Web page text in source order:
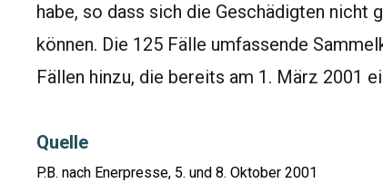
habe, so dass sich die Geschädigten nicht
können. Die 125 Fälle umfassende
Fällen hinzu, die bereits am 1. März 2001
Quelle
P.B. nach Enerpresse, 5. und 8. Oktober 2001